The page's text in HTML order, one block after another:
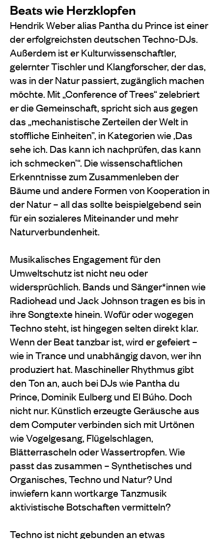
Beats wie Herzklopfen
Hendrik Weber alias Pantha du Prince ist einer
der erfolgreichsten deutschen Techno-DJs.
Außerdem ist er Kulturwissenschaftler,
gelernter Tischler und Klangforscher, der das,
was in der Natur passiert, zugänglich machen
möchte. Mit „Conference of Trees“ zelebriert
er die Gemeinschaft, spricht sich aus gegen
das „mechanistische Zerteilen der Welt in
stoffliche Einheiten”, in Kategorien wie ‚Das
sehe ich. Das kann ich nachprüfen, das kann
ich schmecken’“. Die wissenschaftlichen
Erkenntnisse zum Zusammenleben der
Bäume und andere Formen von Kooperation in
der Natur – all das sollte beispielgebend sein
für ein sozialeres Miteinander und mehr
Naturverbundenheit.
Musikalisches Engagement für den
Umweltschutz ist nicht neu oder
widersprüchlich. Bands und Sänger*innen wie
Radiohead und Jack Johnson tragen es bis in
ihre Songtexte hinein. Wofür oder wogegen
Techno steht, ist hingegen selten direkt klar.
Wenn der Beat tanzbar ist, wird er gefeiert –
wie in Trance und unabhängig davon, wer ihn
produziert hat. Maschineller Rhythmus gibt
den Ton an, auch bei DJs wie Pantha du
Prince, Dominik Eulberg und El Búho. Doch
nicht nur. Künstlich erzeugte Geräusche aus
dem Computer verbinden sich mit Urtönen
wie Vogelgesang, Flügelschlagen,
Blätterrascheln oder Wassertropfen. Wie
passt das zusammen – Synthetisches und
Organisches, Techno und Natur? Und
inwiefern kann wortkarge Tanzmusik
aktivistische Botschaften vermitteln?
Techno ist nicht gebunden an etwas